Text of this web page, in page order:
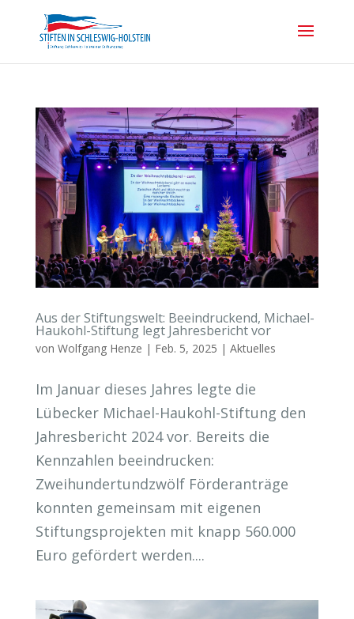
Aus der Stiftungswelt: Beeindruckend, Michael-
Haukohl-Stiftung legt Jahresbericht vor
von Wolfgang Henze | Feb. 5, 2025 | Aktuelles
Im Januar dieses Jahres legte die
Lübecker Michael-Haukohl-Stiftung den
Jahresbericht 2024 vor. Bereits die
Kennzahlen beeindrucken:
Zweihundertundzwölf Förderanträge
konnten gemeinsam mit eigenen
Stiftungsprojekten mit knapp 560.000
Euro gefördert werden....